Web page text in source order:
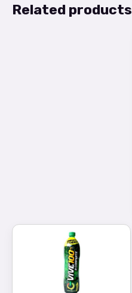
Related products